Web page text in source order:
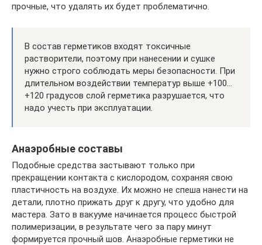
прочные, что удалять их будет проблематично.
В состав герметиков входят токсичные
растворители, поэтому при нанесении и сушке
нужно строго соблюдать меры безопасности. При
длительном воздействии температур выше +100…
+120 градусов слой герметика разрушается, что
надо учесть при эксплуатации.
Анаэробные составы
Подобные средства застывают только при
прекращении контакта с кислородом, сохраняя свою
пластичность на воздухе. Их можно не спеша нанести на
детали, плотно прижать друг к другу, что удобно для
мастера. Зато в вакууме начинается процесс быстрой
полимеризации, в результате чего за пару минут
формируется прочный шов. Анаэробные герметики не